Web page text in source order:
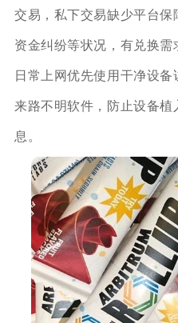
交易，私下交易缺少平台保
资金纠纷等状况，有兑换需
日常上网优先使用干净设
来路不明软件，防止设备
息。